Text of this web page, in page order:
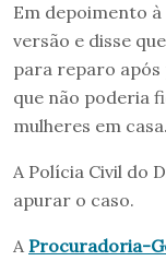
Em depoimento
versão e disse
para reparo
que não poderia
mulheres em casa.
A Polícia Civil do
apurar o caso.
A Procuradoria-